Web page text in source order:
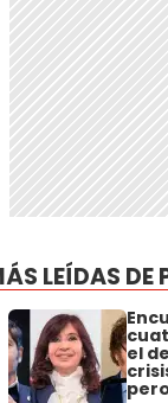
LEÍDAS DE
el